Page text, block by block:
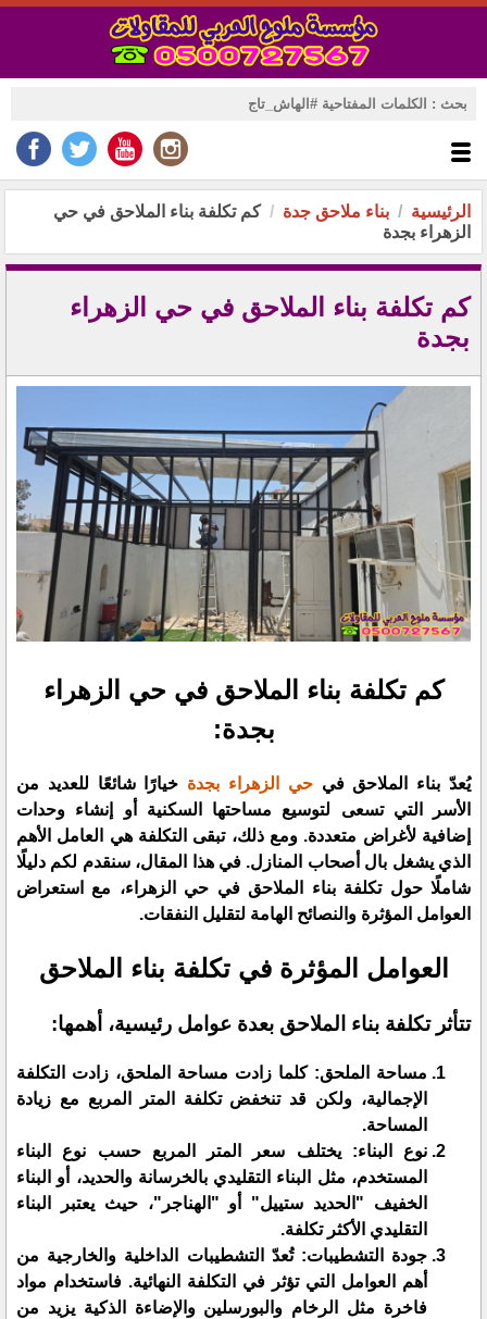
الرئيسية بناء ملاحق جدة
كم تكلفة بناء الملاحق في حي
الزهراء بجدة
كم تكلفة بناء الملاحق في حي الزهراء
بجدة
كم تكلفة بناء الملاحق في حي الزهراء
بجدة:
​يُعدّ بناء الملاحق فيحي الزهراء بجدة خيارًا شائعًا للعديد من
الأسر التي تسعى لتوسيع مساحتها السكنية أو إنشاء وحدات
إضافية لأغراض متعددة. ومع ذلك، تبقى التكلفة هي العامل الأهم
الذي يشغل بال أصحاب المنازل. في هذا المقال، سنقدم لكم دليلًا
شاملًا حول تكلفة بناء الملاحق في حي الزهراء، مع استعراض
العوامل المؤثرة والنصائح الهامة لتقليل النفقات.
​العوامل المؤثرة في تكلفة بناء الملاحق
​تتأثر تكلفة بناء الملاحق بعدة عوامل رئيسية، أهمها:
​مساحة الملحق: كلما زادت مساحة الملحق، زادت التكلفة
الإجمالية، ولكن قد تنخفض تكلفة المتر المربع مع زيادة
المساحة.
​نوع البناء: يختلف سعر المتر المربع حسب نوع البناء
المستخدم، مثل البناء التقليدي بالخرسانة والحديد، أو البناء
الخفيف "الحديد ستييل" أو "الهناجر"، حيث يعتبر البناء
التقليدي الأكثر تكلفة.
​جودة التشطيبات: تُعدّ التشطيبات الداخلية والخارجية من
أهم العوامل التي تؤثر في التكلفة النهائية. فاستخدام مواد
فاخرة مثل الرخام والبورسلين والإضاءة الذكية يزيد من